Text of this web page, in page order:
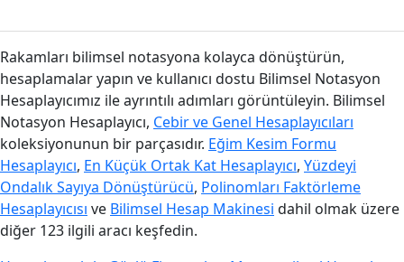
Rakamları bilimsel notasyona kolayca dönüştürün,
hesaplamalar yapın ve kullanıcı dostu Bilimsel Notasyon
Hesaplayıcımız ile ayrıntılı adımları görüntüleyin. Bilimsel
Notasyon Hesaplayıcı, Cebir ve Genel Hesaplayıcıları
koleksiyonunun bir parçasıdır. Eğim Kesim Formu
Hesaplayıcı, En Küçük Ortak Kat Hesaplayıcı, Yüzdeyi
Ondalık Sayıya Dönüştürücü, Polinomları Faktörleme
Hesaplayıcısı ve Bilimsel Hesap Makinesi dahil olmak üzere
diğer 123 ilgili aracı keşfedin.